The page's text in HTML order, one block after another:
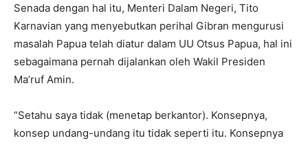
Senada dengan hal itu, Menteri Dalam Negeri, Tito
Karnavian yang menyebutkan perihal Gibran mengurusi
masalah Papua telah diatur dalam UU Otsus Papua, hal ini
sebagaimana pernah dijalankan oleh Wakil Presiden
Ma’ruf Amin.
“Setahu saya tidak (menetap berkantor). Konsepnya,
konsep undang-undang itu tidak seperti itu. Konsepnya